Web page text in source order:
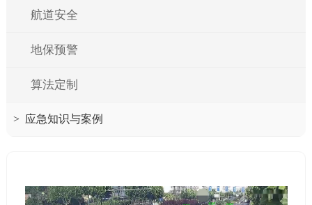
航道安全
地保预警
算法定制
> 应急知识与案例